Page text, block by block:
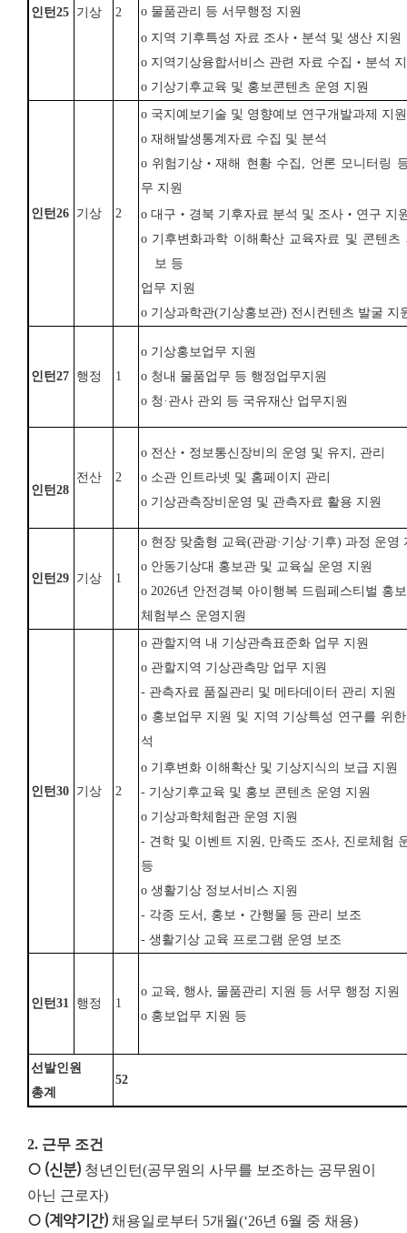
인턴25 기상 2
o 물품관리 등 서무행정 지원
o 지역 기후특성 자료 조사‧ 분석 및 생산 지원
o 지역기상융합서비스 관련 자료 수집 ‧ 분석
o 기상기후교육 및 홍보콘텐츠 운영 지원
인턴26 기상 2
o 국지예보기술 및 영향예보 연구개발과제 지원
o 재해발생 통계자료 수집 및 분석
o 위험기상 ‧재해 현황 수집 , 언론 모니터링
무 지원
o 대구 ‧ 경북 기후자료 분석 및 조사‧ 연구 지
o 기후변화과학 이해확산 교육자료 및 콘텐츠
보 등
업무 지원
o 기상과학관(기상홍보관) 전시컨텐츠 발굴 지
인턴27 행정 1
o 기상홍보업무 지원
o 청내 물품업무 등 행정업무지원
o 청 · 관사 관외 등 국유재산 업무지원
인턴28
전산 2
o 전산‧ 정보통신장비의 운영 및 유지 , 관리
o 소관 인트라넷 및 홈페이지 관리
o 기상관측장비운영 및 관측자료 활용 지원
인턴29 기상 1
o 현장 맞춤형 교육(관광· 기상· 기후) 과정 운영
o 안동기상대 홍보관 및 교육실 운영 지원
o 2026년 안전경북 아이행복 드림페스티벌 홍
체험부스 운영 지원
인턴30 기상 2
o 관할지역 내 기상관측표준화 업무 지원
o 관할지역 기상관측망 업무 지원
- 관측자료 품질관리 및 메타데이터 관리 지원
o 홍보업무 지원 및 지역 기상특성 연구를 위
석
o 기후변화 이해확산 및 기상지식의 보급 지원
- 기상기후교육 및 홍보 콘텐츠 운영 지원
o 기상과학체험관 운영 지원
- 견학 및 이벤트 지원 , 만족도 조사, 진로체험
등
o 생활기상 정보서비스 지원
- 각종 도서 , 홍보 ‧ 간행물 등 관리 보조
- 생활기상 교육 프로그램 운영 보조
인턴31 행정 1
o 교육, 행사, 물품관리 지원 등 서무 행정 지원
o 홍보업무 지원 등
선발인원
총계
52
2. 근무 조건
○ (신분) 청년인턴(공무원의 사무를 보조하는 공무원이
아닌 근로자)
○ (계약기간) 채용일로부터 5개월(‘26년 6월 중 채용)